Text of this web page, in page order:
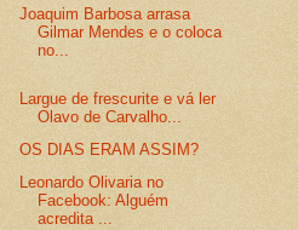
Joaquim Barbosa arrasa
Gilmar Mendes e o coloca
no...
Largue de frescurite e vá ler
Olavo de Carvalho...
OS DIAS ERAM ASSIM?
Leonardo Olivaria no
Facebook: Alguém
acredita ...